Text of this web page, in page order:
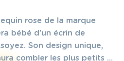
rose de la marque
bébé d’un écrin de
Son design unique,
combler les plus petits et